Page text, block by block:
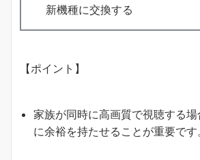
新機種に交換する
【ポイント】
家族が同時に高画質で視聴する
に余裕を持たせることが重要です